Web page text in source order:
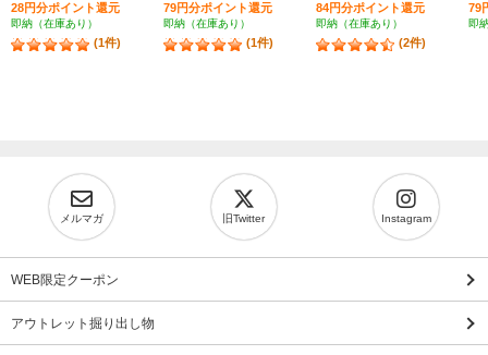
28円分ポイント還元
即納（在庫あり）
(1件)
79円分ポイント還元
即納（在庫あり）
(1件)
84円分ポイント還元
即納（在庫あり）
(2件)
79
即
メルマガ 旧Twitter Instagram
WEB限定クーポン
アウトレット掘り出し物